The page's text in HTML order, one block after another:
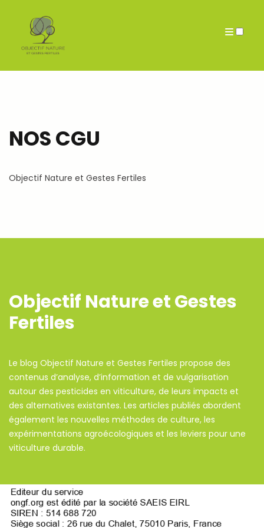
Auteur
NOS CGU
Objectif Nature et Gestes Fertiles
Objectif Nature et Gestes
Fertiles
Le blog Objectif Nature et Gestes Fertiles propose des
contenus d’analyse, d’information et de vulgarisation
autour des pesticides en viticulture, de leurs impacts et
des alternatives existantes. Les articles publiés abordent
également les nouvelles méthodes de culture, les
expérimentations agroécologiques et les leviers pour une
viticulture durable.